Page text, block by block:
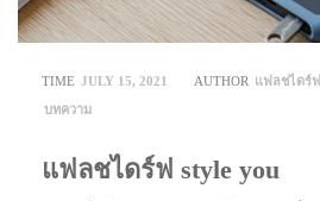
TIME JULY 15, 2021 AUTHOR แฟลชไดร์ฟ
บทความ
แฟลชไดร์ฟ style you